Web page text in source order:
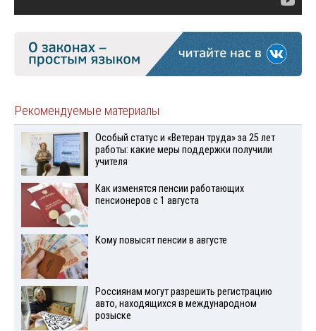
Рекомендуемые материалы
Особый статус и «Ветеран труда» за 25 лет
работы: какие меры поддержки получили
учителя
Как изменятся пенсии работающих
пенсионеров с 1 августа
Кому повысят пенсии в августе
Россиянам могут разрешить регистрацию
авто, находящихся в международном
розыске